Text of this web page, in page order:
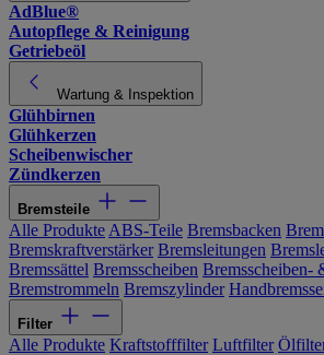
AdBlue®
Autopflege & Reinigung
Getriebeöl
Wartung & Inspektion
Glühbirnen
Glühkerzen
Scheibenwischer
Zündkerzen
Bremsteile
Alle Produkte ABS-Teile Bremsbacken
Bremskraftverstärker Bremsleitungen
Bremssättel Bremsscheiben Bremsscheiben-
Bremstrommeln Bremszylinder
Filter
Alle Produkte Kraftstofffilter Luftfilter